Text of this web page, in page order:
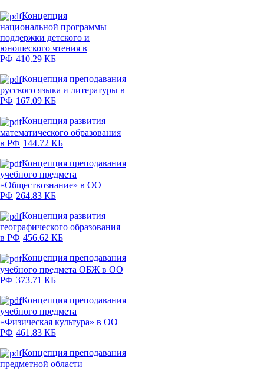
Концепция
национальной программы
поддержки детского и
юношеского чтения в
РФ 410.29 КБ
Концепция преподавания
русского языка и литературы в
РФ 167.09 КБ
Концепция развития
математического образования
в РФ 144.72 КБ
Концепция преподавания
учебного предмета
«Обществознание» в ОО
РФ 264.83 КБ
Концепция развития
географического образования
в РФ 456.62 КБ
Концепция преподавания
учебного предмета ОБЖ в ОО
РФ 373.71 КБ
Концепция преподавания
учебного предмета
«Физическая культура» в ОО
РФ 461.83 КБ
Концепция преподавания
предметной области